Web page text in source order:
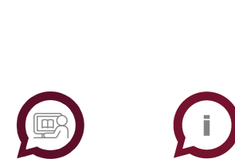
PlataformAberta